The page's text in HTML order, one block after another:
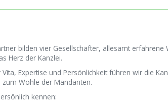
bilden vier Gesell­schafter, allesamt
Herz der Kanzlei.
Expertise und Persönlichkeit führen wir die
zum Wohle der Mandanten.
kennen: